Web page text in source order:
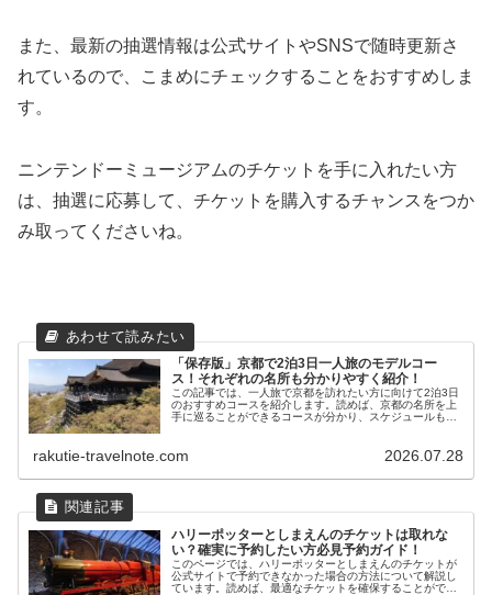
また、最新の抽選情報は公式サイトやSNSで随時更新さ
れているので、こまめにチェックすることをおすすめしま
す。
ニンテンドーミュージアムのチケットを手に入れたい方
は、抽選に応募して、チケットを購入するチャンスをつか
み取ってくださいね。
「保存版」京都で2泊3日一人旅のモデルコー
ス！それぞれの名所も分かりやすく紹介！
この記事では、一人旅で京都を訪れたい方に向けて2泊3日
のおすすめコースを紹介します。読めば、京都の名所を上
手に巡ることができるコースが分かり、スケジュールも組
rakutie-travelnote.com 2026.07.28
ハリーポッターとしまえんのチケットは取れな
い？確実に予約したい方必見予約ガイド！
このページでは、ハリーポッターとしまえんのチケットが
公式サイトで予約できなかった場合の方法について解説し
ています。読めば、最適なチケットを確保することができ